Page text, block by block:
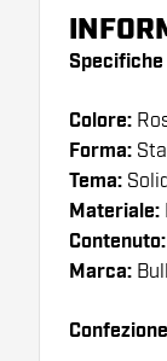
Specifiche
Colore:
Forma:
Tema:
Materiale:
Contenuto:
Marca: